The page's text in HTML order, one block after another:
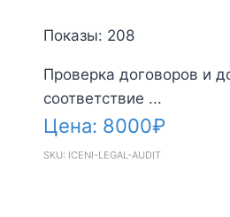
Показы: 208
Проверка договоров и
соответствие ...
Цена: 8000₽
SKU: ICENI-LEGAL-AUDIT